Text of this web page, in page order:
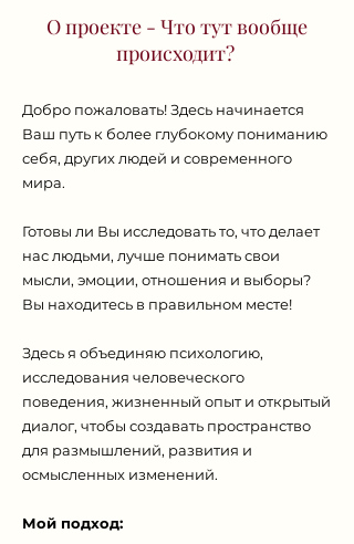
О проекте - Что тут вообще
происходит?
Добро пожаловать! Здесь начинается
Ваш путь к более глубокому пониманию
себя, других людей и современного
мира.
Готовы ли Вы исследовать то, что делает
нас людьми, лучше понимать свои
мысли, эмоции, отношения и выборы?
Вы находитесь в правильном месте!
Здесь я объединяю психологию,
исследования человеческого
поведения, жизненный опыт и открытый
диалог, чтобы создавать пространство
для размышлений, развития и
осмысленных изменений.
Мой подход: